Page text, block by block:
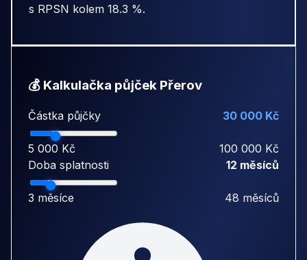
s RPSN kolem 18.3 %.
💰 Kalkulačka půjček Přerov
Částka půjčky 30 000 Kč
5 000 Kč
100 000 Kč
Doba splatnosti
12 měsíců
3 měsíce 48 měsíců